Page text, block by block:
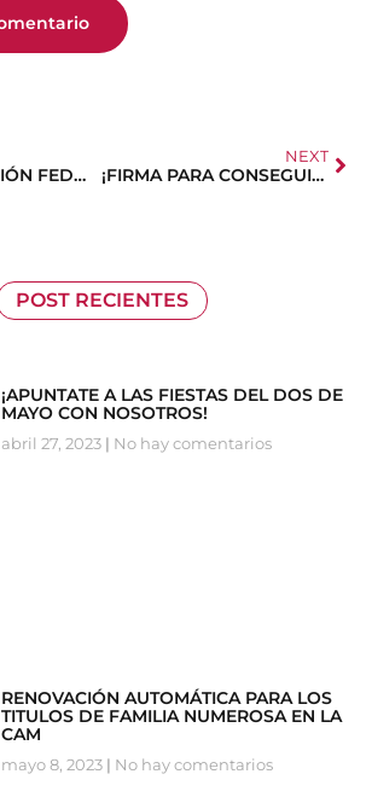
REPRESENTACIÓN FEDMA EN LA CAM
NEXT
¡FIRMA PARA CONSEGUIR BECAS DE COMEDOR!
POST RECIENTES
¡APUNTATE A LAS FIESTAS DEL DOS DE
MAYO CON NOSOTROS!
abril 27, 2023 No hay comentarios
RENOVACIÓN AUTOMÁTICA PARA LOS
TITULOS DE FAMILIA NUMEROSA EN LA
CAM
mayo 8, 2023 No hay comentarios